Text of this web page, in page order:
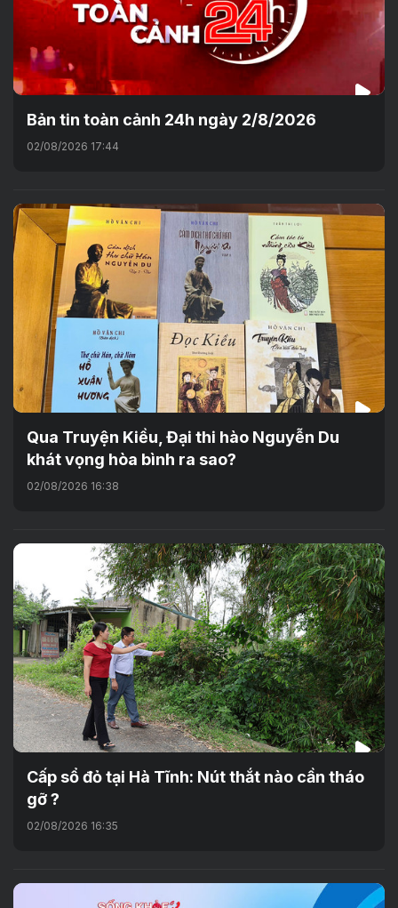
Bản tin toàn cảnh 24h ngày 2/8/2026
02/08/2026 17:44
Qua Truyện Kiều, Đại thi hào Nguyễn Du
khát vọng hòa bình ra sao?
02/08/2026 16:38
Cấp sổ đỏ tại Hà Tĩnh: Nút thắt nào cần tháo
gỡ ?
02/08/2026 16:35